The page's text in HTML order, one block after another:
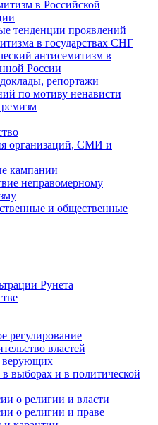
в Российской
тенденции проявлений
в государствах СНГ
антисемитизм в
России
репортажи
по мотиву ненависти
организаций, СМИ и
кампании
неправомерному
и общественные
Рунета
регулирование
властей
верующих
в выборах и в политической
о религии и власти
о религии и праве